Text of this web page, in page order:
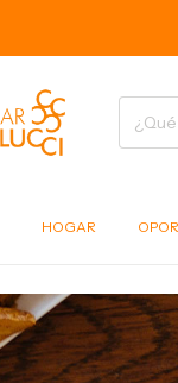
HOGAR